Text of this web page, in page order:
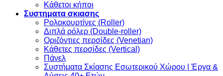
Κάθετοι κήποι
Συστηματα σκιασης
Ρολοκουρτίνες (Roller)
Διπλά ρόλερ (Double-roller)
Οριζόντιες περσίδες (Venetian)
Κάθετες περσίδες (Vertical)
Πάνελ
Συστήματα Σκίασης Εσωτερικού Χώρου | Έργα &